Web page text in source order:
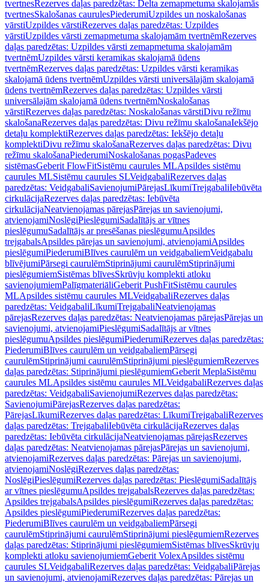
tvertnesRezerves daļas paredzētas: Delta zemapmetuma skalojamās
tvertnesSkalošanas caurulesPiederumiUzpildes un noskalošanas
vārstiUzpildes vārstiRezerves daļas paredzētas: Uzpildes
vārstiUzpildes vārsti zemapmetuma skalojamām tvertnēmRezerves
daļas paredzētas: Uzpildes vārsti zemapmetuma skalojamām
tvertnēmUzpildes vārsti keramikas skalojamā ūdens
tvertnēmRezerves daļas paredzētas: Uzpildes vārsti keramikas
skalojamā ūdens tvertnēmUzpildes vārsti universālajām skalojamā
ūdens tvertnēmRezerves daļas paredzētas: Uzpildes vārsti
universālajām skalojamā ūdens tvertnēmNoskalošanas
vārstiRezerves daļas paredzētas: Noskalošanas vārstiDivu režīmu
skalošanaRezerves daļas paredzētas: Divu režīmu skalošanaIekšējo
detaļu komplektiRezerves daļas paredzētas: Iekšējo detaļu
komplektiDivu režīmu skalošanaRezerves daļas paredzētas: Divu
režīmu skalošanaPiederumiNoskalošanas pogasPadeves
sistēmasGeberit FlowFitSistēmu caurules MLApsildes sistēmu
caurules MLSistēmu caurules SLVeidgabaliRezerves daļas
paredzētas: VeidgabaliSavienojumiPārejasLīkumiTrejgabaliIebūvēta
cirkulācijaRezerves daļas paredzētas: Iebūvēta
cirkulācijaNeatvienojamas pārejasPārejas un savienojumi,
atvienojamiNoslēgiPieslēgumiSadalītājs ar vītnes
pieslēgumuSadalītājs ar presēšanas pieslēgumuApsildes
trejgabalsApsildes pārejas un savienojumi, atvienojamiApsildes
pieslēgumiPiederumiBlīves caurulēm un veidgabaliemVeidgabalu
blīvējumiPārsegi caurulēmStiprinājumi caurulēmStiprinājumi
pieslēgumiemSistēmas blīvesSkrūvju komplekti atloku
savienojumiemPalīgmateriāliGeberit PushFitSistēmu caurules
MLApsildes sistēmu caurules MLVeidgabaliRezerves daļas
paredzētas: VeidgabaliLīkumiTrejgabaliNeatvienojamas
pārejasRezerves daļas paredzētas: Neatvienojamas pārejasPārejas un
savienojumi, atvienojamiPieslēgumiSadalītājs ar vītnes
pieslēgumuApsildes pieslēgumiPiederumiRezerves daļas paredzētas:
PiederumiBlīves caurulēm un veidgabaliemPārsegi
caurulēmStiprinājumi caurulēmStiprinājumi pieslēgumiemRezerves
daļas paredzētas: Stiprinājumi pieslēgumiemGeberit MeplaSistēmu
caurules MLApsildes sistēmu caurules MLVeidgabaliRezerves daļas
paredzētas: VeidgabaliSavienojumiRezerves daļas paredzētas:
SavienojumiPārejasRezerves daļas paredzētas:
PārejasLīkumiRezerves daļas paredzētas: LīkumiTrejgabaliRezerves
daļas paredzētas: TrejgabaliIebūvēta cirkulācijaRezerves daļas
paredzētas: Iebūvēta cirkulācijaNeatvienojamas pārejasRezerves
daļas paredzētas: Neatvienojamas pārejasPārejas un savienojumi,
atvienojamiRezerves daļas paredzētas: Pārejas un savienojumi,
atvienojamiNoslēgiRezerves daļas paredzētas:
NoslēgiPieslēgumiRezerves daļas paredzētas: PieslēgumiSadalītājs
ar vītnes pieslēgumuApsildes trejgabalsRezerves daļas paredzētas:
Apsildes trejgabalsApsildes pieslēgumiRezerves daļas paredzētas:
Apsildes pieslēgumiPiederumiRezerves daļas paredzētas:
PiederumiBlīves caurulēm un veidgabaliemPārsegi
caurulēmStiprinājumi caurulēmStiprinājumi pieslēgumiemRezerves
daļas paredzētas: Stiprinājumi pieslēgumiemSistēmas blīvesSkrūvju
komplekti atloku savienojumiemGeberit VolexApsildes sistēmu
caurules SLVeidgabaliRezerves daļas paredzētas: VeidgabaliPārejas
un savienojumi, atvienojamiRezerves daļas paredzētas: Pārejas un